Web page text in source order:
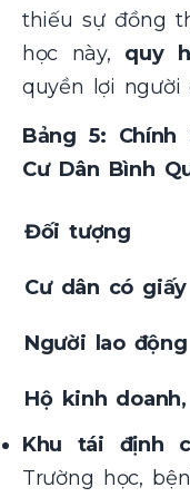
thiếu sự đồng
học này, quy
quyền lợi người
Bảng 5: Chính
Cư Dân Bình
Đối tượng
Cư dân có
Người lao
Hộ kinh
Khu tái định
Trường học,